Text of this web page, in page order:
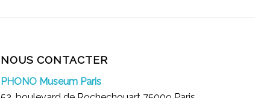
NOUS CONTACTER
PHONO Museum Paris